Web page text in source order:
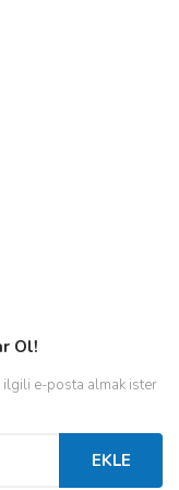
Ol!
ilgili e-posta almak ister
EKLE